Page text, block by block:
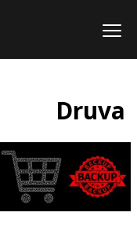
Druva